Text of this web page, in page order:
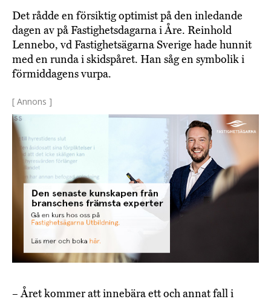
Det rådde en försiktig optimist på den inledande
dagen av på Fastighetsdagarna i Åre. Reinhold
Lennebo, vd Fastighetsägarna Sverige hade hunnit
med en runda i skidspåret. Han såg en symbolik i
förmiddagens vurpa.
[ Annons ]
– Året kommer att innebära ett och annat fall i